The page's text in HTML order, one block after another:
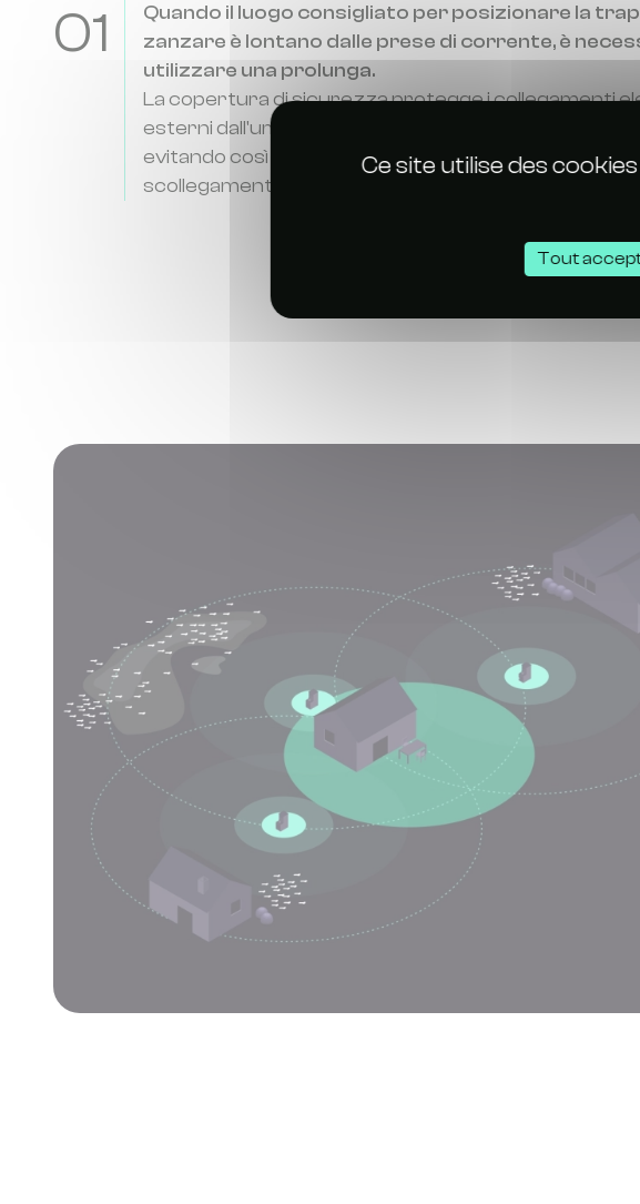
Ce site utilise des
Tout
01
Quando il luogo consigliato per posizionare la
zanzare è lontano dalle prese di corrente, è
utilizzare una prolunga.
La copertura di sicurezza protegge i collegamenti
esterni dall'umidità, dalla polvere e dagli spruzzi
evitando così eventuali rischi di cortocircuito o di
scollegamento accidentale.